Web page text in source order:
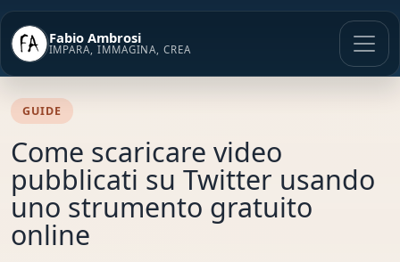
Vai
contenuto
Fabio Ambrosi
IMPARA, IMMAGINA, CREA
GUIDE
Come scaricare video
pubblicati su Twitter usando
uno strumento gratuito
online